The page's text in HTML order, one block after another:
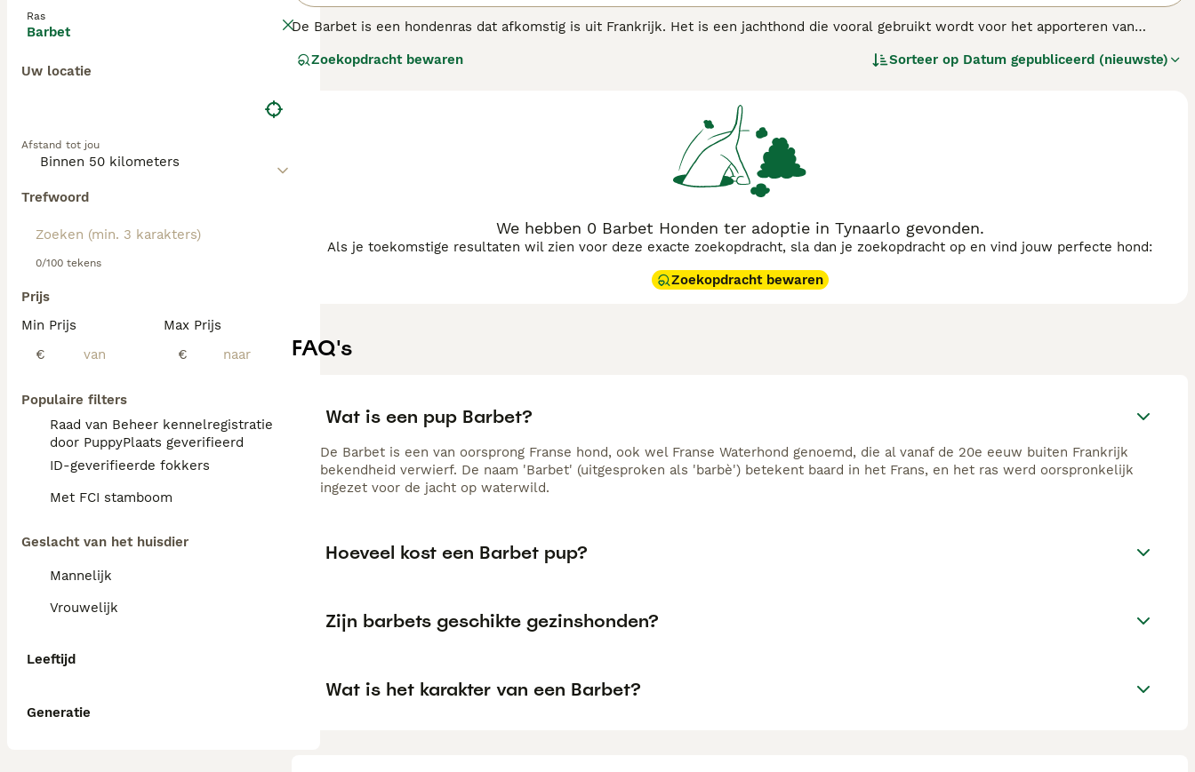
Ras
Barbet
Uw locatie
Afstand tot jou
Trefwoord
0/100 tekens
Prijs
Min Prijs
€
Max Prijs
€
Populaire filters
Raad van Beheer kennelregistratie
door PuppyPlaats geverifieerd
ID-geverifieerde fokkers
Met FCI stamboom
Geslacht van het huisdier
Mannelijk
Vrouwelijk
Leeftijd
Generatie
De Barbet is een hondenras dat afkomstig is uit Frankrijk. Het is een jachthond die vooral gebruikt wordt voor het apporteren van
wordt ook wel Franse waterhond genoemd.
Zoekopdracht bewaren Sorteer op Datum gepubliceerd (nieuwste)
We hebben 0 Barbet Honden ter adoptie in Tynaarlo gevonden.
Als je toekomstige resultaten wil zien voor deze exacte zoekopdracht, sla dan je zoekopdracht op en vind jouw perfecte hond:
Zoekopdracht bewaren
FAQ's
Wat is een pup Barbet?
De Barbet is een van oorsprong Franse hond, ook wel Franse Waterhond genoemd, die al vanaf de 20e eeuw buiten Frankrijk
bekendheid verwierf. De naam 'Barbet' (uitgesproken als 'barbè') betekent baard in het Frans, en het ras werd oorspronkelijk
ingezet voor de jacht op waterwild.
Hoeveel kost een Barbet pup?
Zijn barbets geschikte gezinshonden?
Wat is het karakter van een Barbet?